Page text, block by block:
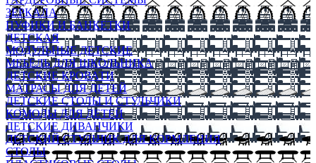
ЗЕРКАЛА
ПУФИКИ И БАНКЕТКИ
ДЕТСКАЯ
МОДУЛЬНЫЕ ДЕТСКИЕ
МЕБЕЛЬ ДЛЯ ШКОЛЬНИКА
ДЕТСКИЕ КРОВАТИ
МАТРАСЫ ДЛЯ ДЕТЕЙ
ДЕТСКИЕ СТОЛЫ И СТУЛЬЧИКИ
КОМОДЫ ДЛЯ ДЕТЕЙ
ДЕТСКИЕ ДИВАНЧИКИ
ДЕТСКИЙ СТУЛЬЧИК ДЛЯ КОРМЛЕНИЯ
СТОЛЫ